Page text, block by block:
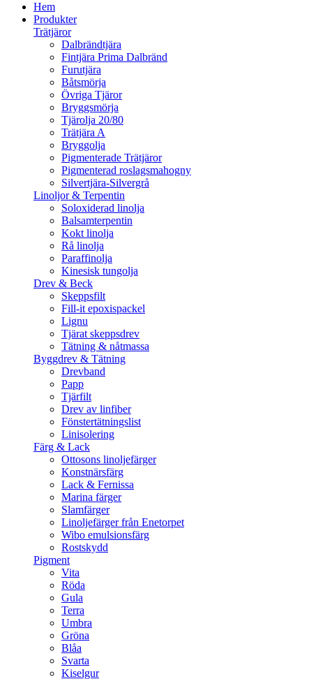
Hem
Produkter
Trätjäror
Dalbrändtjära
Fintjära Prima Dalbränd
Furutjära
Båtsmörja
Övriga Tjäror
Bryggsmörja
Tjärolja 20/80
Trätjära A
Bryggolja
Pigmenterade Trätjäror
Pigmenterad roslagsmahogny
Silvertjära-Silvergrå
Linoljor & Terpentin
Soloxiderad linolja
Balsamterpentin
Kokt linolja
Rå linolja
Paraffinolja
Kinesisk tungolja
Drev & Beck
Skeppsfilt
Fill-it epoxispackel
Lignu
Tjärat skeppsdrev
Tätning & nåtmassa
Byggdrev & Tätning
Drevband
Papp
Tjärfilt
Drev av linfiber
Fönstertätningslist
Linisolering
Färg & Lack
Ottosons linoljefärger
Konstnärsfärg
Lack & Fernissa
Marina färger
Slamfärger
Linoljefärger från Enetorpet
Wibo emulsionsfärg
Rostskydd
Pigment
Vita
Röda
Gula
Terra
Umbra
Gröna
Blåa
Svarta
Kiselgur